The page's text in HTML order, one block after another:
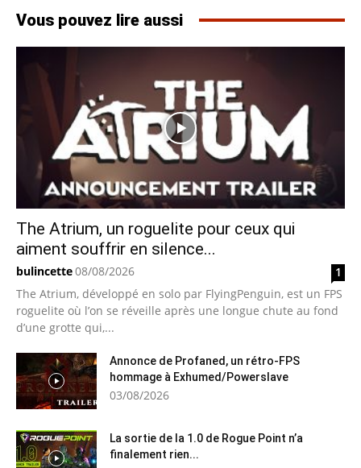
Vous pouvez lire aussi
The Atrium, un roguelite pour ceux qui
aiment souffrir en silence...
bulincette08/08/2026
1
The Atrium, développé en solo par FlyingPenguin, est un FPS
roguelite où l’on se réveille après une longue chute au fond
d’une grotte qui,...
Annonce de Profaned, un rétro-FPS
hommage à Exhumed/Powerslave
03/08/2026
La sortie de la 1.0 de Rogue Point n’a
finalement rien...